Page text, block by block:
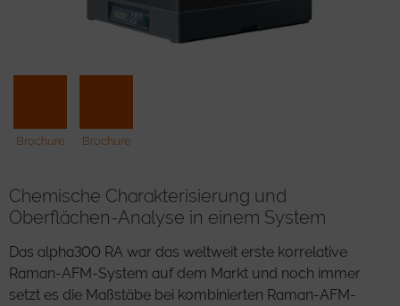
Brochure Brochure
Chemische Charakterisierung und
Oberflächen-Analyse in einem System
Das alpha300 RA war das weltweit erste korrelative
Raman-AFM-System auf dem Markt und noch immer
setzt es die Maßstäbe bei kombinierten Raman-AFM-